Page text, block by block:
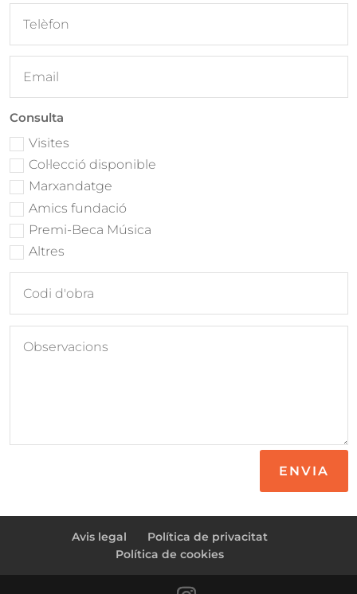
Consulta
Visites
Col·lecció disponible
Marxandatge
Amics fundació
Premi-Beca Música
Altres
ENVIA
Avis legal
Política de privacitat
Política de cookies